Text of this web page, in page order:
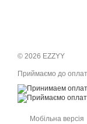
© 2026 EZZYY
Приймаємо до
Мобільна версія